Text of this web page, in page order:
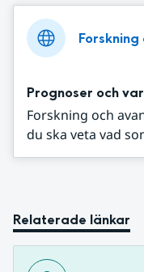
Prognoser och
Forskning och
du ska veta vad
Relaterade länkar